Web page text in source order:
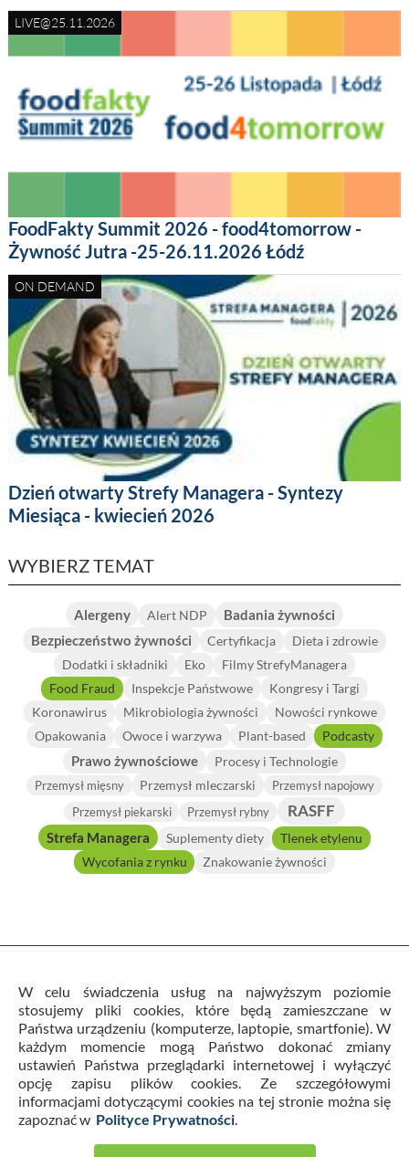
LIVE@25.11.2026
FoodFakty Summit 2026 - food4tomorrow -
Żywność Jutra -25-26.11.2026 Łódź
ON DEMAND
Dzień otwarty Strefy Managera - Syntezy
Miesiąca - kwiecień 2026
WYBIERZ TEMAT
Alergeny Alert NDP
Badania żywności
Bezpieczeństwo żywności
Certyfikacja
Dieta i zdrowie
Dodatki i składniki
Eko
Filmy StrefyManagera
Food Fraud
Inspekcje Państwowe
Kongresy i Targi
Koronawirus
Mikrobiologia żywności
Nowości rynkowe
Opakowania
Owoce i warzywa Plant-based Podcasty
Prawo żywnościowe Procesy i Technologie
Przemysł mięsny Przemysł mleczarski
Przemysł napojowy
Przemysł piekarski
Przemysł rybny RASFF
Strefa Managera Suplementy diety
Tlenek etylenu
Wycofania z rynku
Znakowanie żywności
Warunki Ogólne Usług i Regulamin
Polityka prywatności
Kontakt
Cookies
Newsletter
Horizon Scanning
© 2026 FoodFakty. Wszystkie prawa zastrzeżone. Portal
W celu świadczenia usług na najwyższym poziomie
stosujemy pliki cookies, które będą zamieszczane w
Państwa urządzeniu (komputerze, laptopie, smartfonie). W
każdym momencie mogą Państwo dokonać zmiany
ustawień Państwa przeglądarki internetowej i wyłączyć
opcję zapisu plików cookies. Ze szczegółowymi
informacjami dotyczącymi cookies na tej stronie można się
zapoznać w Polityce Prywatności.